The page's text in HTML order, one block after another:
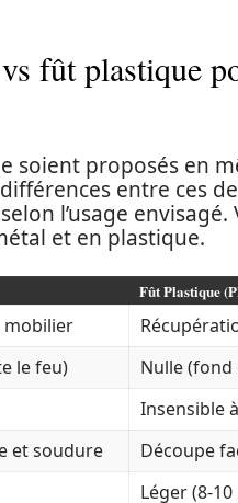
fût plastique
soient proposés en
entre ces
l’usage envisagé.
et en plastique.
Fût Plastique
mobilier
le feu)
Nulle (fond
Insensible
et soudure
Découpe
Léger (8-